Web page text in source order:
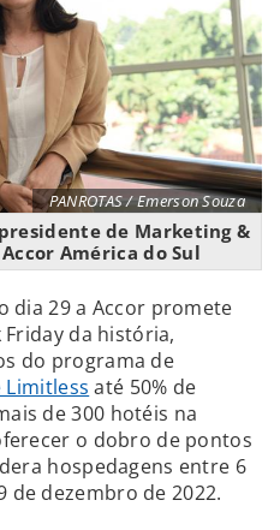
PANROTAS / Emerson Souza
de Marketing &
América do Sul
dia 29 a Accor promete
da história,
do programa de
Limitless até 50% de
de 300 hotéis na
o dobro de pontos
hospedagens entre 6
de dezembro de 2022.